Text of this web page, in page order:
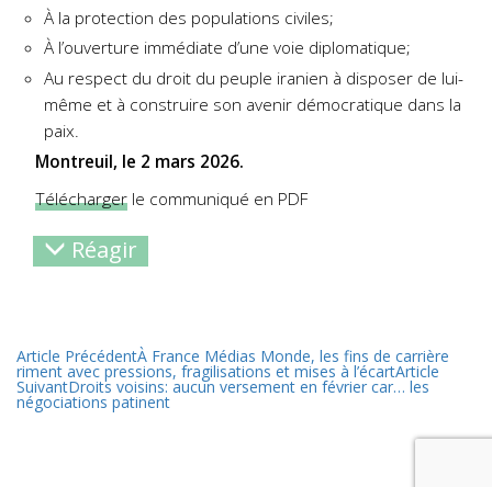
À la protection des populations civiles;
À l’ouverture immédiate d’une voie diplomatique;
Au respect du droit du peuple iranien à disposer de lui-
même et à construire son avenir démocratique dans la
paix.
Montreuil, le 2 mars 2026.
Télécharger le communiqué en PDF
Réagir
Article PrécédentÀ France Médias Monde, les fins de carrière
riment avec pressions, fragilisations et mises à l’écartArticle
SuivantDroits voisins: aucun versement en février car… les
négociations patinent